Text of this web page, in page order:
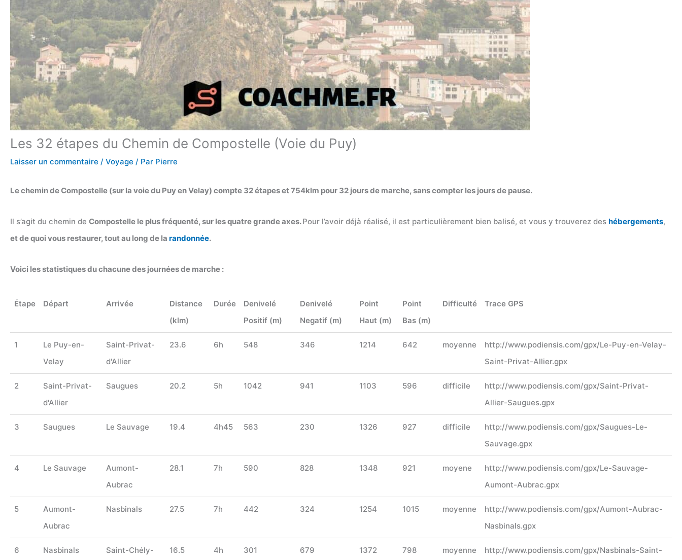
Les 32 étapes du Chemin de Compostelle (Voie du Puy)
Laisser un commentaire / Voyage / Par Pierre
Le chemin de Compostelle (sur la voie du Puy en Velay) compte 32 étapes et 754klm pour 32 jours de marche, sans compter les jours de pause.
Il s’agit du chemin de Compostelle le plus fréquenté, sur les quatre grande axes.Pour l’avoir déjà réalisé, il est particulièrement bien balisé, et vous y trouverez des hébergements,
et de quoi vous restaurer, tout au long de la randonnée.
Voici les statistiques du chacune des journées de marche :
Étape Départ Arrivée
Distance
(klm)
Durée
Denivelé
Positif (m)
Denivelé
Negatif (m)
Point
Haut (m)
Point
Bas (m)
Difficulté Trace GPS
1
Le Puy-en-
Velay
Saint-Privat-
d'Allier
23.6 6h 548 346 1214 642 moyenne
http://www.podiensis.com/gpx/Le-Puy-en-Velay-
Saint-Privat-Allier.gpx
2
Saint-Privat-
d'Allier
Saugues 20.2 5h 1042 941 1103 596 difficile
http://www.podiensis.com/gpx/Saint-Privat-
Allier-Saugues.gpx
3 Saugues Le Sauvage 19.4 4h45 563 230 1326 927 difficile
http://www.podiensis.com/gpx/Saugues-Le-
Sauvage.gpx
4 Le Sauvage
Aumont-
Aubrac
28.1 7h 590 828 1348 921 moyene
http://www.podiensis.com/gpx/Le-Sauvage-
Aumont-Aubrac.gpx
5
Aumont-
Aubrac
Nasbinals 27.5 7h 442 324 1254 1015 moyenne
http://www.podiensis.com/gpx/Aumont-Aubrac-
Nasbinals.gpx
6 Nasbinals
Saint-Chély-
16.5 4h 301 679 1372 798 moyenne
http://www.podiensis.com/gpx/Nasbinals-Saint-